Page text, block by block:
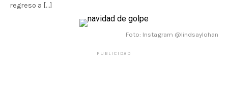
regreso a […]
Foto: Instagram @lindsaylohan
PUBLICIDAD